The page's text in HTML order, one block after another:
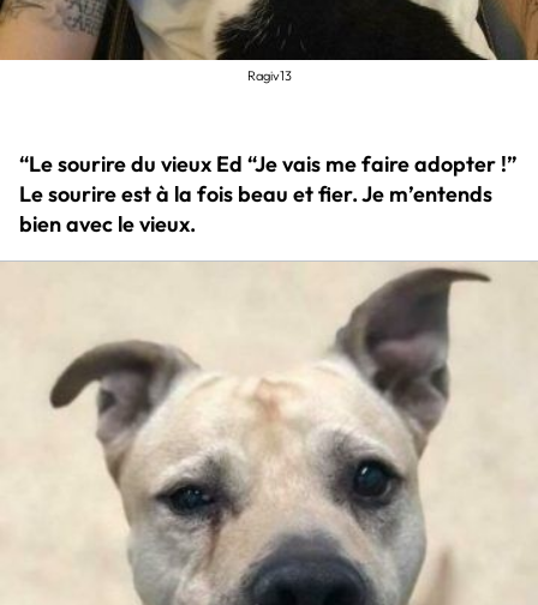
Ragiv13
“Le sourire du vieux Ed “Je vais me faire adopter !”
Le sourire est à la fois beau et fier. Je m’entends
bien avec le vieux.